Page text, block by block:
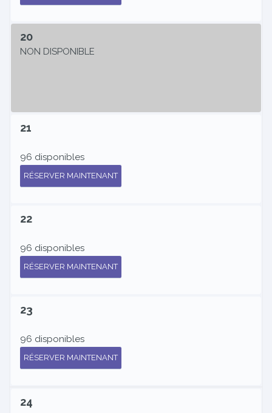
20
NON DISPONIBLE
21
96 disponibles
RÉSERVER MAINTENANT
22
96 disponibles
RÉSERVER MAINTENANT
23
96 disponibles
RÉSERVER MAINTENANT
24